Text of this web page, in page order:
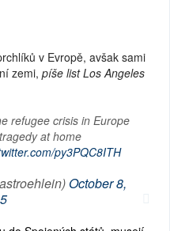
v Evropě, avšak sami
zemi, píše list Los Angeles
refugee crisis in Europe
at home
py3PQC8ITH
October 8,